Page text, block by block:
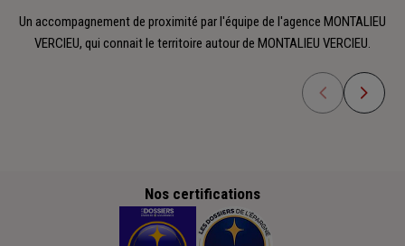
Un accompagnement de proximité par l'équipe de l'agence MONTALIEU
VERCIEU, qui connait le territoire autour de MONTALIEU VERCIEU.
Nos certifications